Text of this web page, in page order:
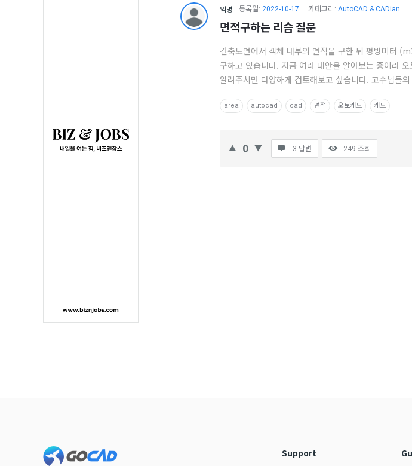
의
익명 등록일: 2022-10-17 카테고리: AutoCAD & CADian
면적구하는 리습 질문
건축도면에서 객체 내부의 면적을 구한 뒤 평방미터
구하고 있습니다. 지금 여러 대안을 알아보는 중이라
알려주시면 다양하게 검토해보고 싶습니다. 고수님들
area autocad cad 면적 오토캐드 캐드
0 3 답변 249 조회
Footer Support